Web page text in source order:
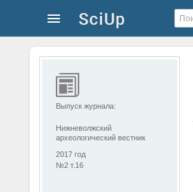
Выпуск журнала:
Нижневолжский
археологический вестник
2017 год
№2 т.16